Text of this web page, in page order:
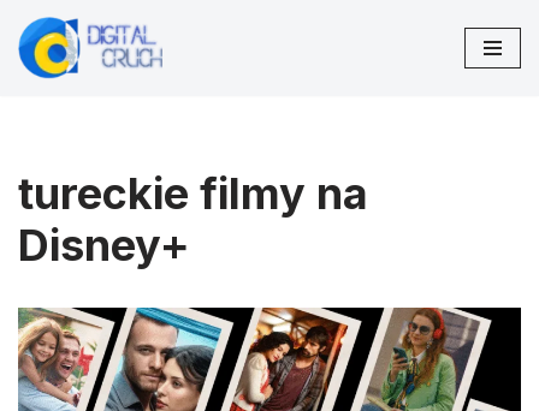
Przejdź
tureckie filmy na
Disney+